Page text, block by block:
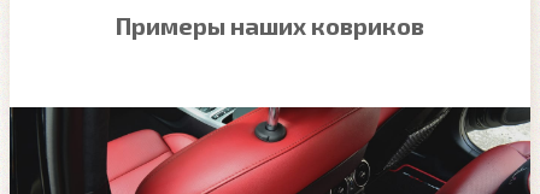
Примеры наших ковриков